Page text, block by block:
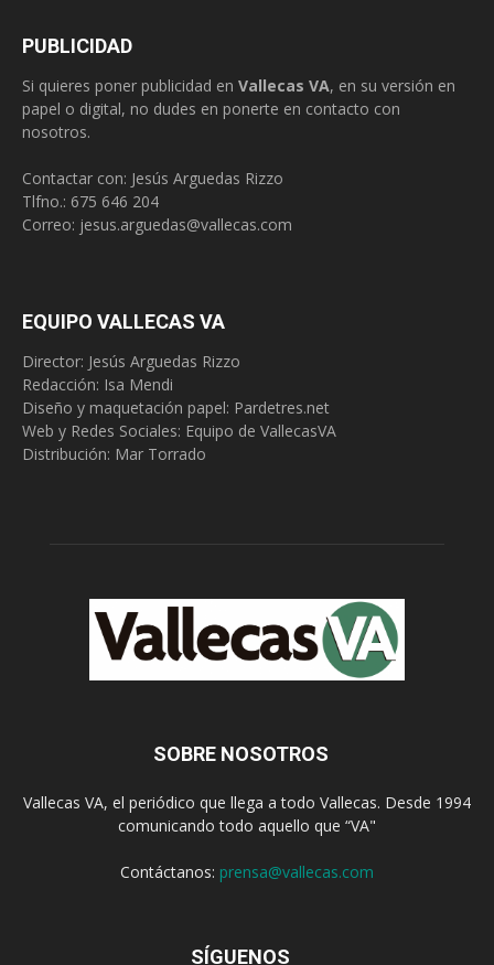
PUBLICIDAD
Si quieres poner publicidad en Vallecas VA, en su versión en
papel o digital, no dudes en ponerte en contacto con
nosotros.
Contactar con: Jesús Arguedas Rizzo
Tlfno.: 675 646 204
Correo: jesus.arguedas@vallecas.com
EQUIPO VALLECAS VA
Director: Jesús Arguedas Rizzo
Redacción: Isa Mendi
Diseño y maquetación papel: Pardetres.net
Web y Redes Sociales: Equipo de VallecasVA
Distribución: Mar Torrado
SOBRE NOSOTROS
Vallecas VA, el periódico que llega a todo Vallecas. Desde 1994
comunicando todo aquello que “VA"
Contáctanos: prensa@vallecas.com
SÍGUENOS